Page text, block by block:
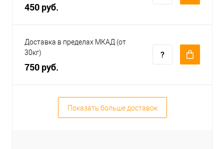
450 руб.
Доставка в пределах МКАД (от
30кг)
750 руб.
Показать больше доставок